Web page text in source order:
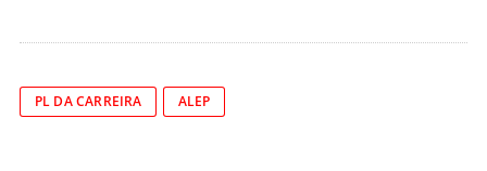
PL DA CARREIRA ALEP